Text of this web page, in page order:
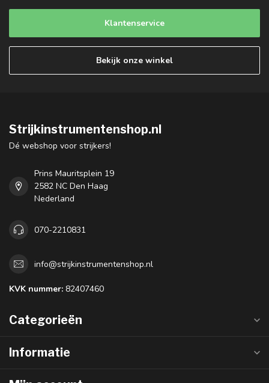
Klantenservice
Bekijk onze winkel
Strijkinstrumentenshop.nl
Dé webshop voor strijkers!
Prins Mauritsplein 19
2582 NC Den Haag
Nederland
070-2210831
info@strijkinstrumentenshop.nl
KVK nummer: 82407460
Categorieën
Informatie